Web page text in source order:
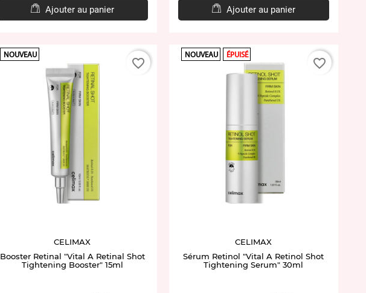
Ajouter au panier Ajouter au panier
NOUVEAU
CELIMAX
Booster Retinal "Vital A Retinal Shot
Tightening Booster" 15ml
favorite_border
NOUVEAU ÉPUISÉ
CELIMAX
Sérum Retinol "Vital A Retinol Shot
Tightening Serum" 30ml
favorite_border